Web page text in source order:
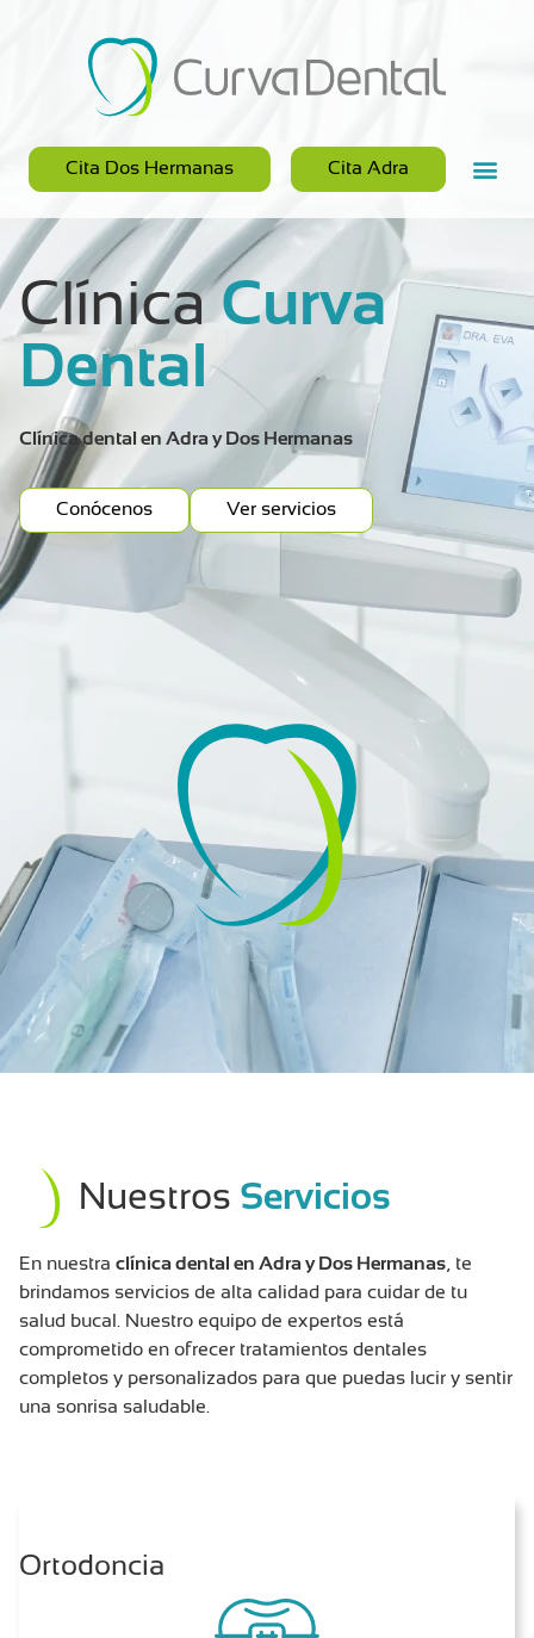
Cita Adra
Cita Dos Hermanas
ClínicaCurva
Dental
Clínica dental en Adra y Dos Hermanas
Conócenos Ver servicios
Nuestros Servicios
En nuestra clínica dental en Adra y Dos Hermanas, te
brindamos servicios de alta calidad para cuidar de tu
salud bucal. Nuestro equipo de expertos está
comprometido en ofrecer tratamientos dentales
completos y personalizados para que puedas lucir y sentir
una sonrisa saludable.
Ortodoncia